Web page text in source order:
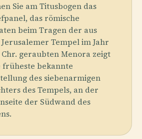
Sie am Titusbogen das
das römische
beim Tragen der aus
Tempel im Jahr
Chr. geraubten Menora zeigt
früheste bekannte
des siebenarmigen
des Tempels, an der
der Südwand des